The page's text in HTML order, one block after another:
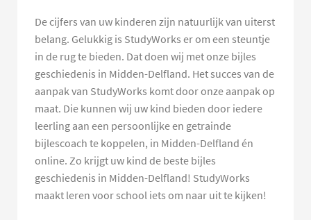
De cijfers van uw kinderen zijn natuurlijk van uiterst
belang. Gelukkig is StudyWorks er om een steuntje
in de rug te bieden. Dat doen wij met onze bijles
geschiedenis in Midden-Delfland. Het succes van de
aanpak van StudyWorks komt door onze aanpak op
maat. Die kunnen wij uw kind bieden door iedere
leerling aan een persoonlijke en getrainde
bijlescoach te koppelen, in Midden-Delfland én
online. Zo krijgt uw kind de beste bijles
geschiedenis in Midden-Delfland! StudyWorks
maakt leren voor school iets om naar uit te kijken!